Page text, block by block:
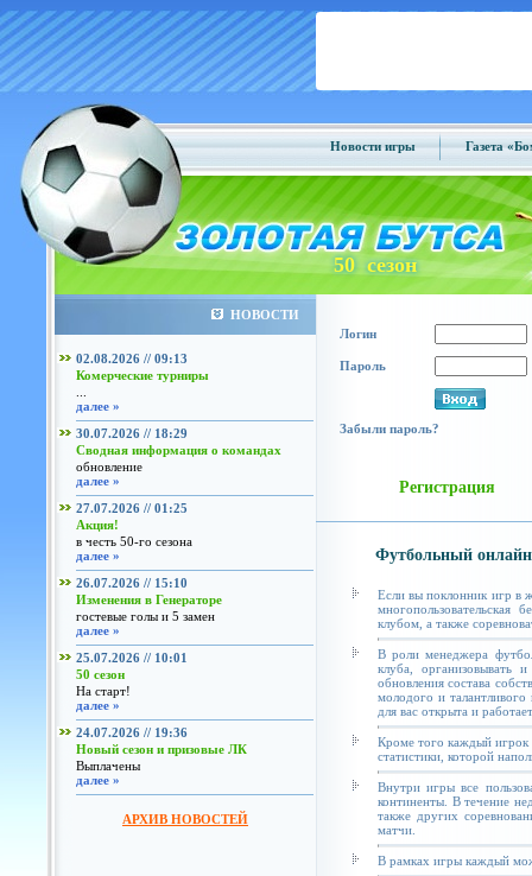
Новости игры Газета
50 сезон
НОВОСТИ
02.08.2026 // 09:13
Комерческие турниры
далее »
30.07.2026 // 18:29
Сводная информация о командах
обновление
далее »
27.07.2026 // 01:25
Акция!
в честь 50-го сезона
далее »
26.07.2026 // 15:10
Изменения в Генераторе
гостевые голы и 5 замен
далее »
25.07.2026 // 10:01
50 сезон
На старт!
далее »
24.07.2026 // 19:36
Новый сезон и призовые ЛК
Выплачены
далее »
АРХИВ НОВОСТЕЙ
Логин
Пароль
Забыли пароль?
Регистрация
Футбольный
Если вы поклонник игр в
клубом, а также
В роли менеджера
клуба, организовывать
обновления состава
молодого и талантливого
для вас открыта и
Кроме того каждый игрок
статистики, которой
Внутри игры все
континенты. В течение
также других
матчи.
В рамках игры каждый